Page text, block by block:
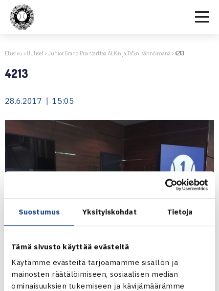
Suostumus Yksityiskohdat Tietoja
Tämä sivusto käyttää evästeitä
Käytämme evästeitä tarjoamamme sisällön ja
mainosten räätälöimiseen, sosiaalisen median
ominaisuuksien tukemiseen ja kävijämäärämme
Etusivu > Uutiset>Junior Grand Prix starttaa ÅLK:n ja TVS:n isännöimänä >4213
4213
28.6.2017 | 15:05